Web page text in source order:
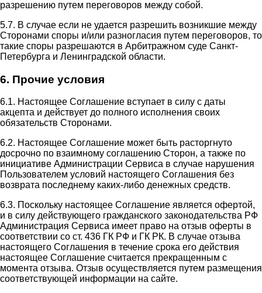
разрешению путем переговоров между собой.
5.7. В случае если не удается разрешить возникшие между
Сторонами споры и/или разногласия путем переговоров, то
такие споры разрешаются в Арбитражном суде Санкт-
Петербурга и Ленинградской области.
6. Прочие условия
6.1. Настоящее Соглашение вступает в силу с даты
акцепта и действует до полного исполнения своих
обязательств Сторонами.
6.2. Настоящее Соглашение может быть расторгнуто
досрочно по взаимному соглашению Сторон, а также по
инициативе Администрации Сервиса в случае нарушения
Пользователем условий настоящего Соглашения без
возврата последнему каких-либо денежных средств.
6.3. Поскольку настоящее Соглашение является офертой,
и в силу действующего гражданского законодательства РФ
Администрация Сервиса имеет право на отзыв оферты в
соответствии со ст. 436 ГК РФ и ГК РК. В случае отзыва
настоящего Соглашения в течение срока его действия
настоящее Соглашение считается прекращенным с
момента отзыва. Отзыв осуществляется путем размещения
соответствующей информации на сайте.